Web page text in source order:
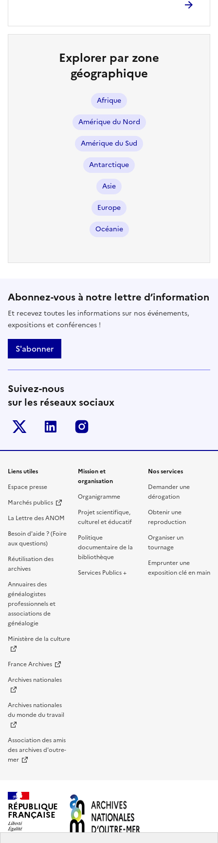
Explorer par zone
géographique
Afrique
Amérique du Nord
Amérique du Sud
Antarctique
Asie
Europe
Océanie
Abonnez-vous à notre lettre d’information
Et recevez toutes les informations sur nos événements,
expositions et conférences !
S'abonner
Suivez-nous
sur les réseaux sociaux
twitter-x linkedin
Liens utiles
Espace presse
Marchés publics
La Lettre des ANOM
Besoin d'aide ? (Foire
aux questions)
Réutilisation des
archives
Annuaires des
généalogistes
professionnels et
associations de
généalogie
Ministère de la culture
France Archives
Archives nationales
Archives nationales
du monde du travail
Association des amis
des archives d'outre-
mer
Mission et
organisation
Organigramme
Projet scientifique,
culturel et éducatif
Politique
documentaire de la
bibliothèque
Services Publics +
Nos services
Demander une
dérogation
Obtenir une
reproduction
Organiser un
tournage
Emprunter une
exposition clé en main
RÉPUBLIQUE
FRANÇAISE